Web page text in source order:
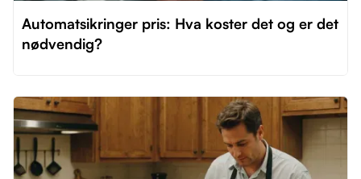
Automatsikringer pris: Hva koster det og er det
nødvendig?